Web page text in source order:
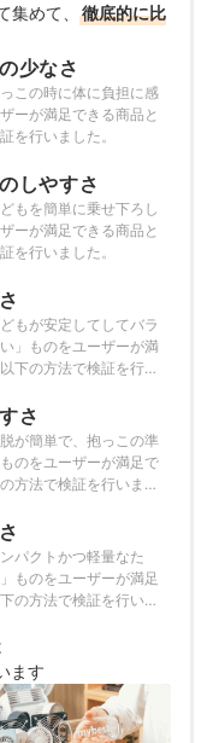
集めて、
徹底的に比
少なさ
この時に体に負担に感
ーが満足できる商品と
を行いました。
しやすさ
もを簡単に乗せ下ろし
ーが満足できる商品と
を行いました。
もが安定してしてバラ
」ものをユーザーが満
下の方法で検証を行い
さ
が簡単で、抱っこの準
のをユーザーが満足で
方法で検証を行いまし
パクトかつ軽量なた
ものをユーザーが満足
の方法で検証を行いま
ます